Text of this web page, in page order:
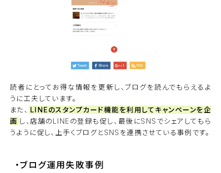
読者にとってお得な情報を更新し、ブログを読んでもらえるよ
うに工夫しています。
また、 LINEのスタンプカード機能を利用してキャンペーンを企
画 し、店舗のLINEの登録も促し、最後にSNSでシェアしてもら
うように促し、上手くブログとSNSを連携させている事例です。
・ブログ運用失敗事例